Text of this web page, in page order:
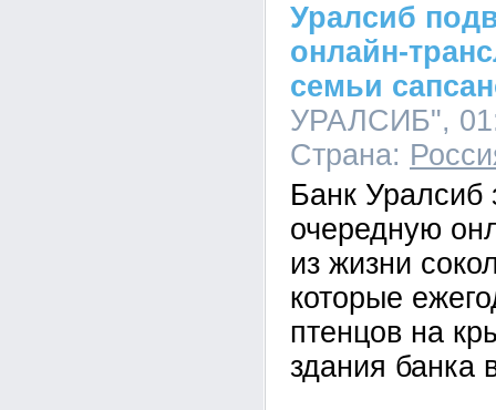
Уралсиб
онлайн-
семьи
УРАЛСИБ",
Страна:
Банк Уралсиб
очередную
из жизни
которые
птенцов на
здания банка